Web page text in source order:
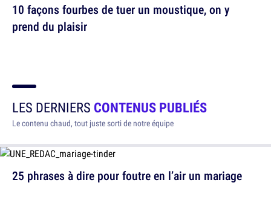
10 façons fourbes de tuer un moustique, on y
prend du plaisir
LES DERNIERS CONTENUS PUBLIÉS
Le contenu chaud, tout juste sorti de notre équipe
25 phrases à dire pour foutre en l’air un mariage